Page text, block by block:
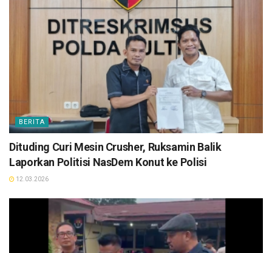
BERITA
Dituding Curi Mesin Crusher, Ruksamin Balik
Laporkan Politisi NasDem Konut ke Polisi
12.03.2026